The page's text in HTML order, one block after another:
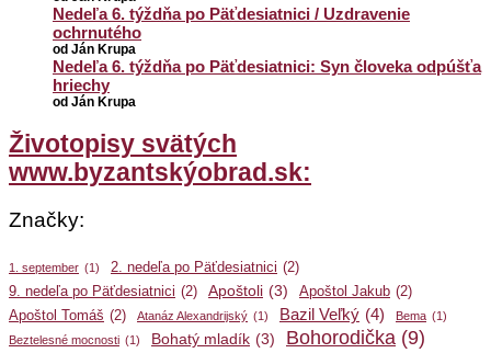
Nedeľa 6. týždňa po Päťdesiatnici / Uzdravenie
ochrnutého
od Ján Krupa
Nedeľa 6. týždňa po Päťdesiatnici: Syn človeka odpúšťa
hriechy
od Ján Krupa
Životopisy svätých
www.byzantskýobrad.sk:
Značky:
1. september (1) 2. nedeľa po Päťdesiatnici (2)
9. nedeľa po Päťdesiatnici (2) Apoštoli (3) Apoštol Jakub (2)
Apoštol Tomáš (2) Atanáz Alexandrijský (1) Bazil Veľký (4) Bema (1)
Beztelesné mocnosti (1) Bohatý mladík (3) Bohorodička (9)